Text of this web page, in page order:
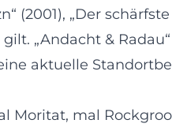
(2001), „Der
„Andacht &
aktuelle
Moritat, mal